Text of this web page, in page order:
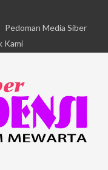
Pedoman Media Siber
Kami